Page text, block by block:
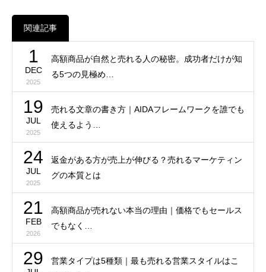
関連記事
1
DEC
2025
高額商品が自然と売れる人の秘密。成功者だけが知
る5つの見極め…
19
JUL
2025
売れる文章の書き方｜AIDAフレームワークを誰でも
使えるよう…
24
JUL
2025
返金がある方が売上が伸びる？売れるマーケティン
グの本質とは
21
FEB
2026
高額商品が売れない本当の理由｜価格でもセールス
でもなく…
29
営業タイプは5種類｜最も売れる営業スタイルはこ